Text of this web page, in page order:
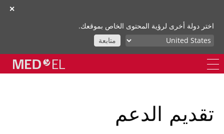
✕
اختر دولة أخرى لرؤية المحتوى الخاص بموقعك.
متابعة
تقديم الدعم